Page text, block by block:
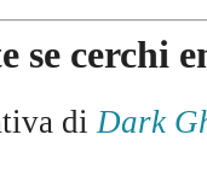
se cerchi
di Dark